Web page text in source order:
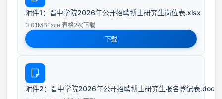
附件1：晋中学院2026年公开招聘博士研究生岗位表.xlsx
0.01MBExcel表格2次下载
下载
附件2：晋中学院2026年公开招聘博士研究生报名登记表.docx